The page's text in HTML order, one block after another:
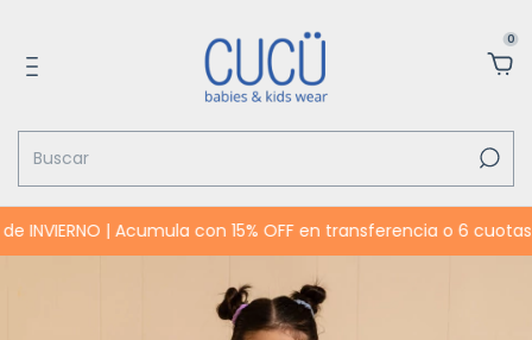
0
| Acumula con 15% OFF en transferencia o 6 cuotas SIN